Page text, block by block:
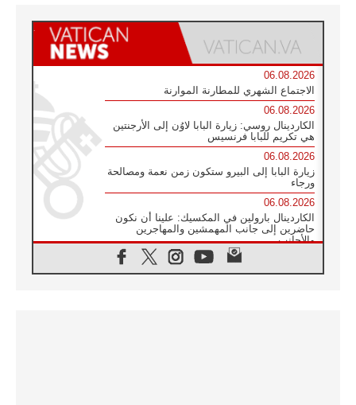
06.08.2026
الاجتماع الشهري للمطارنة الموارنة
06.08.2026
الكاردينال روسي: زيارة البابا لاوُن إلى الأرجنتين
هي تكريم للبابا فرنسيس
06.08.2026
زيارة البابا إلى البيرو ستكون زمن نعمة ومصالحة
ورجاء
06.08.2026
الكاردينال بارولين في المكسيك: علينا أن نكون
حاضرين إلى جانب المهمشين والمهاجرين
والأجانب
البابا لاوُن الرابع عشر للشباب في أسيزي: